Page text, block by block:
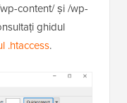
content/ și /wp-
ghidul
.htaccess.